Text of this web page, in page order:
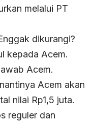
melalui PT
dikurangi?
kepada Acem.
Acem.
Acem akan
nilai Rp1,5 juta.
reguler dan